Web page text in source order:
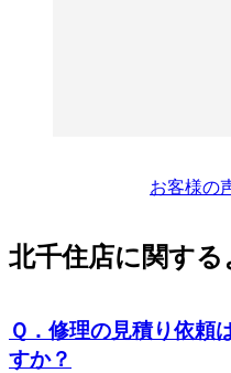
お客様の
北千住店に関す
Ｑ．修理の見積り依頼
すか？